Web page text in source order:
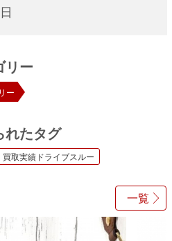
リー
ー
れたタグ
買取実績ドライブスルー
一覧